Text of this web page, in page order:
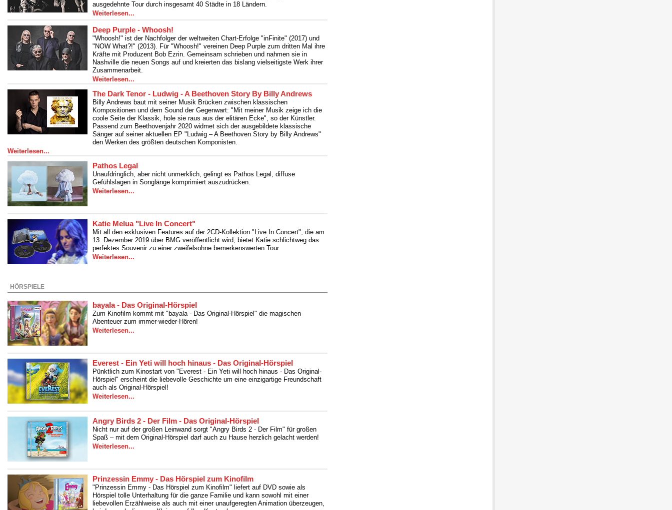
ausgedehnte Tour durch insgesamt 40 Städte in 18 Ländern.
Weiterlesen...
Deep Purple - Whoosh!
"Whoosh!" ist der Nachfolger der weltweiten Chart-Erfolge "inFinite" (2017) und
"NOW What?!" (2013). Für "Whoosh!" vereinen Deep Purple zum dritten Mal ihre
Kräfte mit Produzent Bob Ezrin. Gemeinsam schrieben und nahmen sie in
Nashville die neuen Songs auf und kreierten das bislang vielseitigste Werk ihrer
Zusammenarbeit.
Weiterlesen...
The Dark Tenor - Ludwig - A Beethoven Story By Billy Andrews
Billy Andrews baut mit seiner Musik Brücken zwischen klassischen
Kompositionen und dem Sound der Gegenwart: "Mit meiner Musik zeige ich die
coole Seite der Klassik, hole sie raus aus der elitären Ecke", so der Künstler.
Passend zum Beethovenjahr 2020 widmet sich der ausgebildete klassische
Sänger auf seiner aktuellen EP "Ludwig – A Beethoven Story by Billy Andrews"
den Werken des größten deutschen Komponisten.
Weiterlesen...
Pathos Legal
Unaufdringlich, aber nicht unmerklich, gelingt es Pathos Legal, diffuse
Gefühlslagen in Songlänge komprimiert auszudrücken.
Weiterlesen...
Katie Melua "Live In Concert"
Mit all den exklusiven Features auf der 2CD-Kollektion "Live In Concert", die am
13. Dezember 2019 über BMG veröffentlicht wird, bietet Katie schlichtweg das
perfektes Souvenir zu einer zweifelsohne bemerkenswerten Tour.
Weiterlesen...
HÖRSPIELE
bayala - Das Original-Hörspiel
Zum Kinofilm kommt mit "bayala - Das Original-Hörspiel" die magischen
Abenteuer zum immer-wieder-Hören!
Weiterlesen...
Everest - Ein Yeti will hoch hinaus - Das Original-Hörspiel
Pünktlich zum Kinostart von "Everest - Ein Yeti will hoch hinaus - Das Original-
Hörspiel" erscheint die liebevolle Geschichte um eine einzigartige Freundschaft
auch als Original-Hörspiel!
Weiterlesen...
Angry Birds 2 - Der Film - Das Original-Hörspiel
Nicht nur auf der großen Leinwand sorgt "Angry Birds 2 - Der Film" für großen
Spaß – mit dem Original-Hörspiel darf auch zu Hause herzlich gelacht werden!
Weiterlesen...
Prinzessin Emmy - Das Hörspiel zum Kinofilm
"Prinzessin Emmy - Das Hörspiel zum Kinofilm" liefert auf DVD sowie als
Hörspiel tolle Unterhaltung für die ganze Familie und kann sowohl mit einer
liebevollen Erzählweise als auch mit einer unaufgeregten Animation überzeugen,